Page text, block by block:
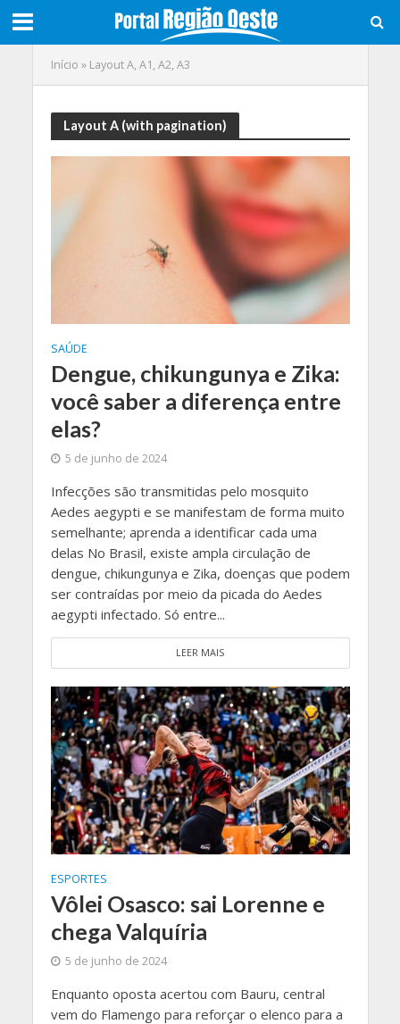
Início » Layout A, A1, A2, A3
Layout A (with pagination)
SAÚDE
Dengue, chikungunya e Zika:
você saber a diferença entre
elas?
5 de junho de 2024
Infecções são transmitidas pelo mosquito
Aedes aegypti e se manifestam de forma muito
semelhante; aprenda a identificar cada uma
delas No Brasil, existe ampla circulação de
dengue, chikungunya e Zika, doenças que podem
ser contraídas por meio da picada do Aedes
aegypti infectado. Só entre...
LEER MAIS
ESPORTES
Vôlei Osasco: sai Lorenne e
chega Valquíria
5 de junho de 2024
Enquanto oposta acertou com Bauru, central
vem do Flamengo para reforçar o elenco para a